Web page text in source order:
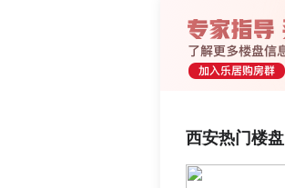
西安热门楼盘